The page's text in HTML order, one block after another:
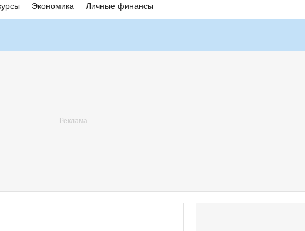
Экономика Личные финансы